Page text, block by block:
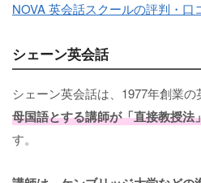
NOVA 英会話スクールの評判・口
シェーン英会話
シェーン英会話は、1977年創業の
母国語とする講師が「直接教授法
す。